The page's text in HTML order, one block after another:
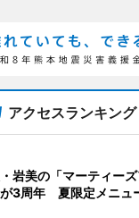
アクセスランキング
岩美の「マーティー
3周年 夏限定メニュ